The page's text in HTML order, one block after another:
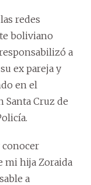
redes
boliviano
a
ex pareja y
en el
Santa Cruz de
conocer
mi hija Zoraida
a